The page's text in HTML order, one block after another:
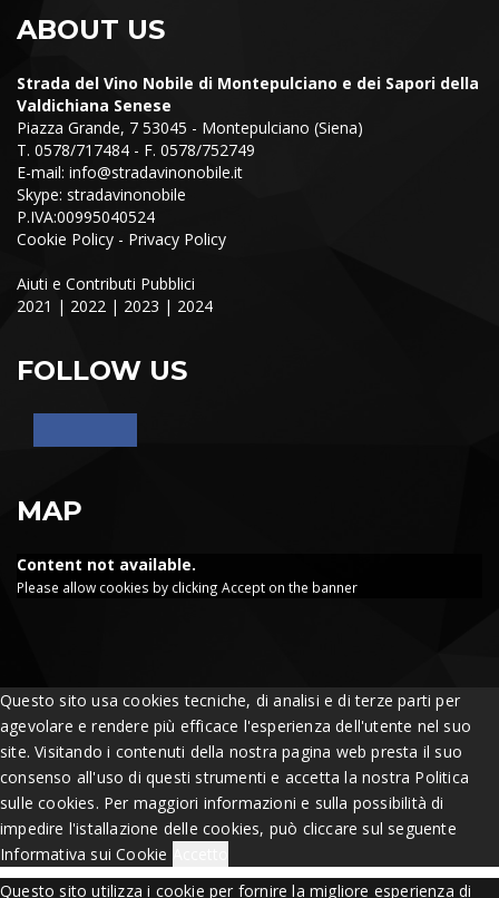
ABOUT US
Strada del Vino Nobile di Montepulciano e dei Sapori della
Valdichiana Senese
Piazza Grande, 7 53045 - Montepulciano (Siena)
T. 0578/717484 - F. 0578/752749
E-mail: info@stradavinonobile.it
Skype: stradavinonobile
P.IVA:00995040524
Cookie Policy - Privacy Policy
Aiuti e Contributi Pubblici
2021 | 2022 | 2023 | 2024
FOLLOW US
MAP
Content not available.
Please allow cookies by clicking Accept on the banner
Questo sito usa cookies tecniche, di analisi e di terze parti per
agevolare e rendere più efficace l'esperienza dell'utente nel suo
site. Visitando i contenuti della nostra pagina web presta il suo
consenso all'uso di questi strumenti e accetta la nostra Politica
sulle cookies. Per maggiori informazioni e sulla possibilità di
impedire l'istallazione delle cookies, può cliccare sul seguente
Informativa sui Cookie
Questo sito utilizza i cookie per fornire la migliore esperienza di